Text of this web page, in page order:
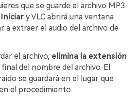
que se guarde el archivo MP3.
Iniciar y VLC abrirá una ventana
a extraer el audio del archivo de
el archivo, elimina la extensión
del nombre del archivo. El
se guardará en el lugar que
el procedimiento.